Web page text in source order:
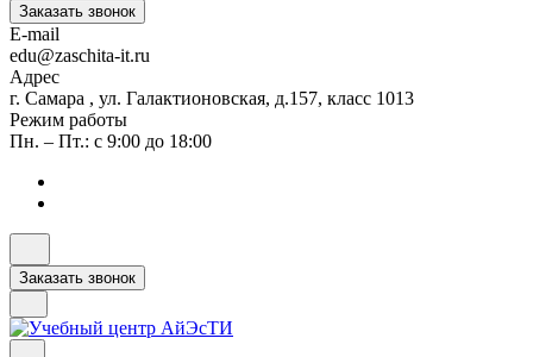
Заказать звонок
E-mail
edu@zaschita-it.ru
Адрес
г. Самара , ул. Галактионовская, д.157, класс 1013
Режим работы
Пн. – Пт.: с 9:00 до 18:00
Заказать звонок